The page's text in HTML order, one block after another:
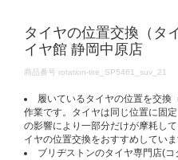
タイヤの位置交換（タ
イヤ館 静岡中原店
DETAILS
商品番号 rotation-tire_SP5461_suv_21
履いているタイヤの位置を交換
作業です。タイヤは同じ位置に固
の影響により一部分だけが摩耗し
イヤの位置交換をおすすめしていま
ブリヂストンのタイヤ専門店(